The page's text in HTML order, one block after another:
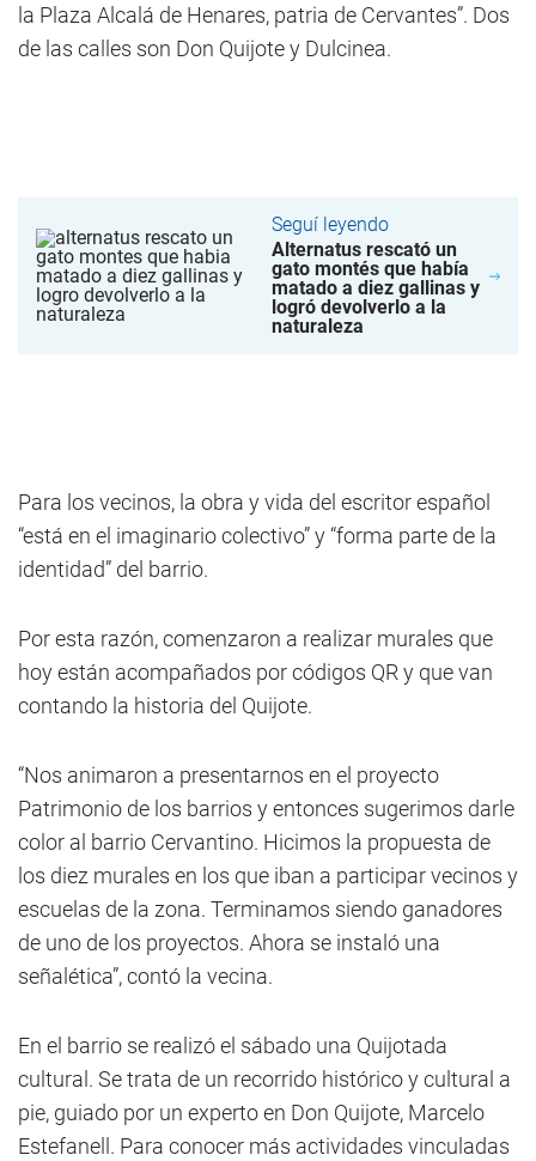
la Plaza Alcalá de Henares, patria de Cervantes”. Dos
de las calles son Don Quijote y Dulcinea.
Seguí leyendo
Alternatus rescató un
gato montés que había
matado a diez gallinas y
logró devolverlo a la
naturaleza
Para los vecinos, la obra y vida del escritor español
“está en el imaginario colectivo” y “forma parte de la
identidad” del barrio.
Por esta razón, comenzaron a realizar murales que
hoy están acompañados por códigos QR y que van
contando la historia del Quijote.
“Nos animaron a presentarnos en el proyecto
Patrimonio de los barrios y entonces sugerimos darle
color al barrio Cervantino. Hicimos la propuesta de
los diez murales en los que iban a participar vecinos y
escuelas de la zona. Terminamos siendo ganadores
de uno de los proyectos. Ahora se instaló una
señalética”, contó la vecina.
En el barrio se realizó el sábado una Quijotada
cultural. Se trata de un recorrido histórico y cultural a
pie, guiado por un experto en Don Quijote, Marcelo
Estefanell. Para conocer más actividades vinculadas